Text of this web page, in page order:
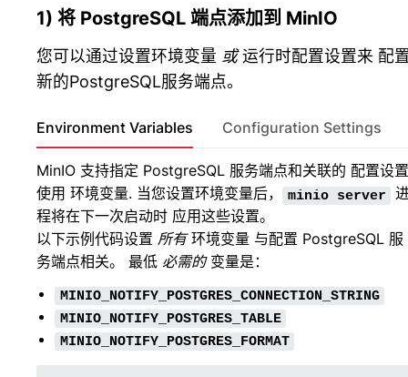
1) 将 PostgreSQL 端点添加到 MinIO
您可以通过设置环境变量 或运行时配置设置来 配
新的PostgreSQL服务端点。
Environment Variables
MinIO 支持指定 PostgreSQL 服务端点和关联的 配置设置
使用 环境变量. 当您设置环境变量后， minio server
程将在下一次启动时 应用这些设置。
以下示例代码设置 所有环境变量 与配置 PostgreSQL 服
务端点相关。 最低 必需的变量是：
MINIO_NOTIFY_POSTGRES_CONNECTION_STRING
MINIO_NOTIFY_POSTGRES_TABLE
MINIO_NOTIFY_POSTGRES_FORMAT
Configuration Settings